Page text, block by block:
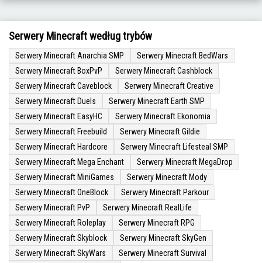
Serwery Minecraft według trybów
Serwery Minecraft Anarchia SMP
Serwery Minecraft BedWars
Serwery Minecraft BoxPvP
Serwery Minecraft Cashblock
Serwery Minecraft Caveblock
Serwery Minecraft Creative
Serwery Minecraft Duels
Serwery Minecraft Earth SMP
Serwery Minecraft EasyHC
Serwery Minecraft Ekonomia
Serwery Minecraft Freebuild
Serwery Minecraft Gildie
Serwery Minecraft Hardcore
Serwery Minecraft Lifesteal SMP
Serwery Minecraft Mega Enchant
Serwery Minecraft MegaDrop
Serwery Minecraft MiniGames
Serwery Minecraft Mody
Serwery Minecraft OneBlock
Serwery Minecraft Parkour
Serwery Minecraft PvP
Serwery Minecraft RealLife
Serwery Minecraft Roleplay
Serwery Minecraft RPG
Serwery Minecraft Skyblock
Serwery Minecraft SkyGen
Serwery Minecraft SkyWars
Serwery Minecraft Survival